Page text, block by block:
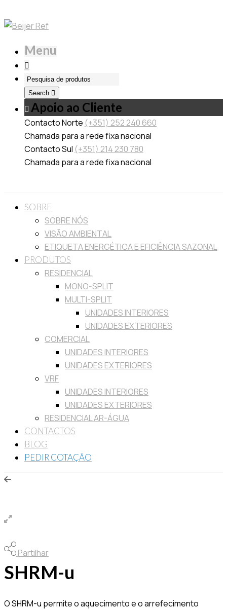
Menu
Search
Apoio ao Cliente
Contacto Norte (+351) 252 240 660
Chamada para a rede fixa nacional
Contacto Sul (+351) 214 230 780
Chamada para a rede fixa nacional
SOBRE
SOBRE NÓS
VISÃO AMBIENTAL
ETIQUETA ENERGÉTICA E EFICIÊNCIA SAZONAL
PRODUTOS
RESIDENCIAL
MONO-SPLIT
MULTI-SPLIT
UNIDADES INTERIORES
UNIDADES EXTERIORES
COMERCIAL
UNIDADES INTERIORES
UNIDADES EXTERIORES
VRF
UNIDADES INTERIORES
UNIDADES EXTERIORES
RESIDENCIAL AR-ÁGUA
CONTACTOS
BLOG
PEDIR COTAÇÃO
Partilhar
SHRM-u
O SHRM-u permite o aquecimento e o arrefecimento